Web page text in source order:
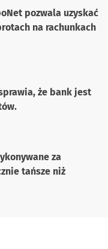
pozwala uzyskać
na rachunkach
że bank jest
za
tańsze niż